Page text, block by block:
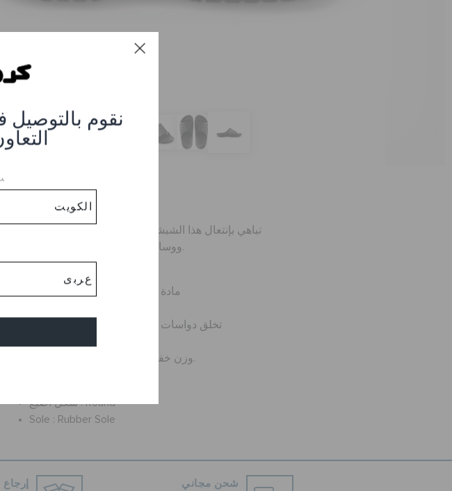
نقوم
شبشب بايا
تباهي بإنتعال هذا الشبشب من كروكس يتميز بحزام عريض
ووسادة قدم لتوفير أقصى درجات الراحة.
تصميم سليب أون
مادة كروسلايت ™ مصبوبة بالكامل
تخلق دواسات القدم إحساسًا شبيهًا بالمساج
™ : وزن خفيف. مرن. 360 درجة راحة.
شكل اصبع :Round
Sole : Rubber Sole
شحن مجاني